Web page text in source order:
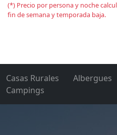
(*) Precio por persona y noche
fin de semana y temporada baja.
Casas Rurales Albergues
Campings